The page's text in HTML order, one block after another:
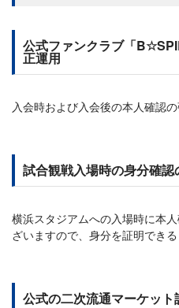
公式ファンクラブ「
正運用
入会時および入会後の本人確認の
試合観戦入場時の身分確認
横浜スタジアムへの入場時に本
ざいますので、身分を証明できる
公式の二次流通マーケット